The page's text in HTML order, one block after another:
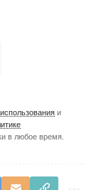
и
в любое время.